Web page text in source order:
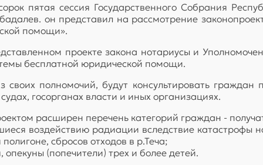
пятая сессия Государственного Собрания
он представил на рассмотрение
помощи».
проекте закона нотариусы и
бесплатной юридической помощи.
своих полномочий, будут консультировать
госорганах власти и иных организациях.
расширен перечень категорий граждан -
воздействию радиации вследствие
сбросов отходов в р.Теча;
(попечители) трех и более детей.